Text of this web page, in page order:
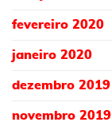
fevereiro 2020
janeiro 2020
dezembro 2019
novembro 2019